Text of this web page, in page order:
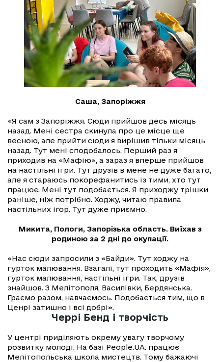
Саша, Запоріжжя
«Я сам з Запоріжжя. Сюди прийшов десь місяць
назад. Мені сестра скинула про це місце ще
весною, але прийти сюди я вирішив тільки місяць
назад. Тут мені сподобалось. Перший раз я
приходив на «Мафію», а зараз я вперше прийшов
на настільні ігри. Тут друзів в мене не дуже багато,
але я стараюсь покорефанитись із тими, хто тут
працює. Мені тут подобається. Я приходжу трішки
раніше, ніж потрібно. Ходжу, читаю правила
настільних ігор. Тут дуже приємно.
Микита, Пологи, Запорізька область. Виїхав з
родиною за 2 дні до окупації.
«Нас сюди запросили з «Байди». Тут ходжу на
гурток малювання. Взагалі, тут проходить «Мафія»,
гурток малювання, настільні ігри. Так, друзів
знайшов. З Мелітополя, Василівки, Бердянська.
Граємо разом, навчаємось. Подобається тим, що в
Ценрі затишно і всі добрі».
Черрі Бенд і творчість
У центрі приділяють окрему увагу творчому
розвитку молоді. На базі People.UA. працює
Мелітопольська школа мистецтв. Тому бажаючі